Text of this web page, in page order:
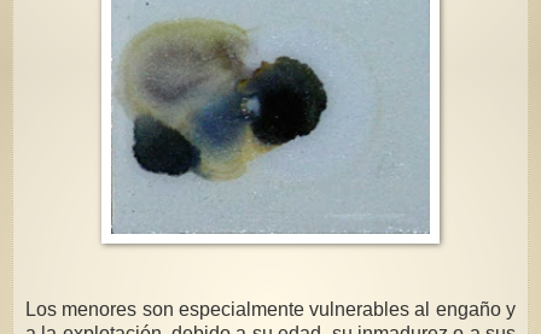
Los menores son especialmente vulnerables al engaño y